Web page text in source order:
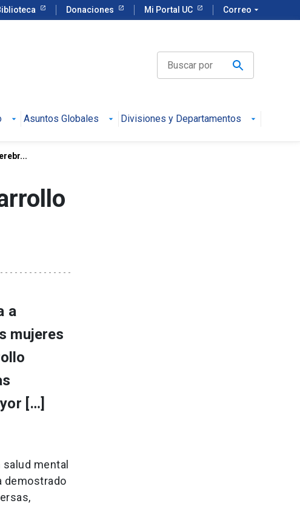
Donaciones Mi Portal UC Correo arrow_drop_down
Asuntos Globales Divisiones y Departamentos
a
mujeres
[…]
mental
demostrado